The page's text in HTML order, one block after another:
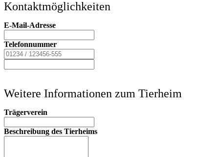
Kontaktmöglichkeiten
E-Mail-Adresse
Telefonnummer
Weitere Informationen zum Tierheim
Trägerverein
Beschreibung des Tierheims